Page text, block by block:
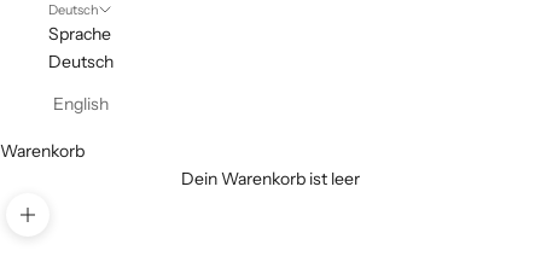
Deutsch
Sprache
Deutsch
English
Warenkorb
Dein Warenkorb ist leer
Bild vergrößern